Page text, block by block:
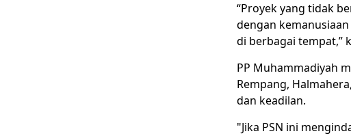
“Proyek yang tidak
dengan
di berbagai tempat,”
PP Muhammadiyah
Rempang,
dan keadilan.
"Jika PSN ini